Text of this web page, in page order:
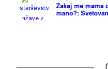
Zakaj me mama
mano?: